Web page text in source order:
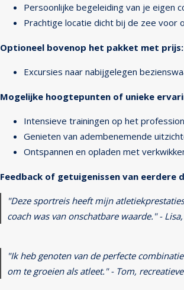
Persoonlijke begeleiding van je eigen
Prachtige locatie dicht bij de zee voor
Optioneel bovenop het pakket met prijs:
Excursies naar nabijgelegen
Mogelijke hoogtepunten of unieke
Intensieve trainingen op het
Genieten van adembenemende
Ontspannen en opladen met
Feedback of getuigenissen van eerdere
"Deze sportreis heeft mijn
coach was van onschatbare waarde." -
"Ik heb genoten van de perfecte
om te groeien als atleet." - Tom,